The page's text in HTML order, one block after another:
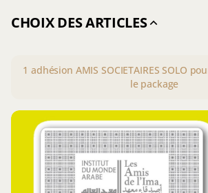
Accès au voyage dans le monde arabe
Invitations aux vernissages de l'IMA
+ Avantages des Amis de l'IMA
CHOIX DES ARTICLES
1 adhésion AMIS SOCIETAIRES SOLO
le package
Amis
Sociétaires